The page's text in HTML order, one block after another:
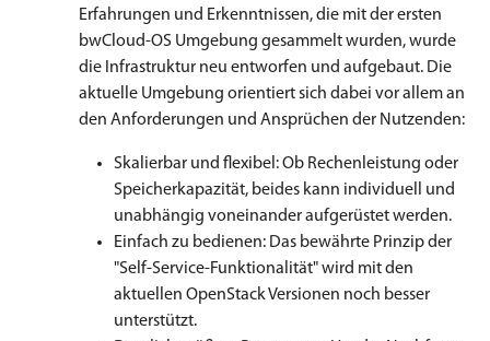
Erfahrungen und Erkenntnissen, die mit der ersten
bwCloud-OS Umgebung gesammelt wurden, wurde
die Infrastruktur neu entworfen und aufgebaut. Die
aktuelle Umgebung orientiert sich dabei vor allem an
den Anforderungen und Ansprüchen der Nutzenden:
Skalierbar und flexibel: Ob Rechenleistung oder
Speicherkapazität, beides kann individuell und
unabhängig voneinander aufgerüstet werden.
Einfach zu bedienen: Das bewährte Prinzip der
"Self-Service-Funktionalität" wird mit den
aktuellen OpenStack Versionen noch besser
unterstützt.